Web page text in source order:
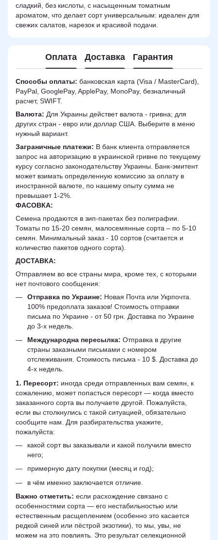
сладкий, без кислоты, с насыщенным томатным
ароматом, что делает сорт универсальным: идеален для
свежих салатов, нарезок и красивой подачи.
Оплата Доставка Гарантия
Способы оплаты: банковская карта (Visa / MasterCard),
PayPal, GooglePay, ApplePay, MonoPay, безналичный
расчет, SWIFT.
Валюта: Для Украины действет валюта - гривна; для
других стран - евро или доллар США. Выберите в меню
нужный вариант.
Заграничные платежи: В банк клиента отправляется
запрос на авторизацию в украинской гривне по текущему
курсу согласно законодательству Украины. Банк-эмитент
может взимать определенную комиссию за оплату в
иностранной валюте, по нашему опыту сумма не
превышает 1-2%.
ФАСОВКА:
Семена продаются в зип-пакетах без полиграфии.
Томаты по 15-20 семян, малосемянные сорта – по 5-10
семян. Минимальный заказ - 10 сортов (считается и
количество пакетов одного сорта).
ДОСТАВКА:
Отправляем во все страны мира, кроме тех, с которыми
нет почтового сообщения:
Отправка по Украине: Новая Почта или Укрпочта.
100% предоплата заказов! Стоимость отправки
письма по Украине - от 50 грн. Доставка по Украине
до 3-х недель.
Международна пересылка: Отправка в другие
страны заказными письмами с номером
отслеживания. Стоимость письма - 10 $. Доставка до
4-х недель.
1. Пересорт: иногда среди отправленных вам семян, к
сожалению, может попасться пересорт — когда вместо
заказанного сорта вы получаете другой. Пожалуйста,
если вы столкнулись с такой ситуацией, обязательно
сообщите нам. Для разбирательства укажите,
пожалуйста:
какой сорт вы заказывали и какой получили вместо
него;
примерную дату покупки (месяц и год);
в чём именно заключается отличие.
Важно отметить: если расхождение связано с
особенностями сорта — его нестабильностью или
естественным расщеплением (особенно это касается
редкой синей или пёстрой экзотики), то мы, увы, не
можем на это повлиять. Это результат селекционной